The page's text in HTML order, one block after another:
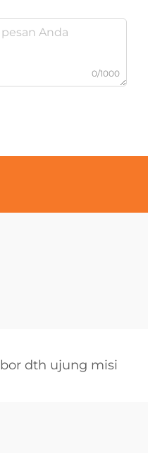
0/1000
bor dth ujung misi